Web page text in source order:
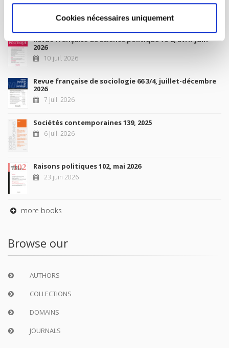
Cookies nécessaires uniquement
New Releases
Revue française de science politique 76-2, avril-juin
2026
10 juil. 2026
Revue française de sociologie 66 3/4, juillet-décembre
2026
7 juil. 2026
Sociétés contemporaines 139, 2025
6 juil. 2026
Raisons politiques 102, mai 2026
23 juin 2026
more books
Browse our
AUTHORS
COLLECTIONS
DOMAINS
JOURNALS